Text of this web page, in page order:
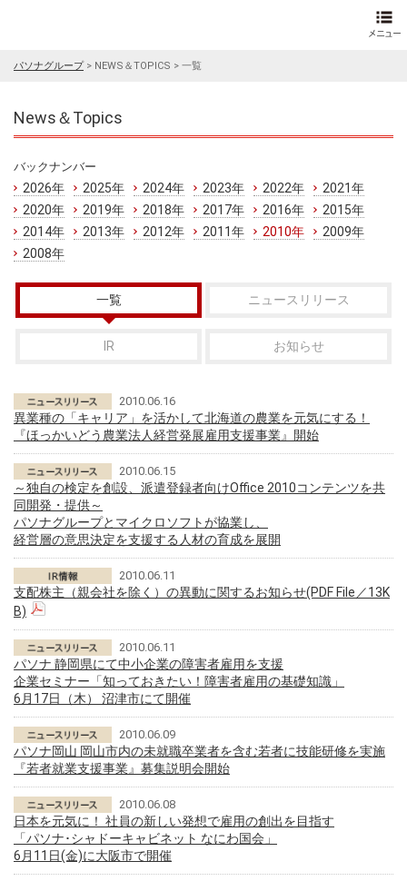
パソナグループ> NEWS＆TOPICS > 一覧
News＆Topics
バックナンバー
2026年 2025年 2024年 2023年 2022年
2021年
2020年
2019年 2018年 2017年 2016年
2015年
2014年
2013年 2012年 2011年 2010年
2009年
2008年
一覧 ニュースリリース
IR お知らせ
2010.06.16
異業種の「キャリア」を活かして北海道の農業を元気にする！
『ほっかいどう農業法人経営発展雇用支援事業』開始
2010.06.15
～独自の検定を創設、派遣登録者向けOffice 2010コンテンツを共
同開発・提供～
パソナグループとマイクロソフトが協業し、
経営層の意思決定を支援する人材の育成を展開
2010.06.11
支配株主（親会社を除く）の異動に関するお知らせ(PDF File／13K
B)
2010.06.11
パソナ 静岡県にて中小企業の障害者雇用を支援
企業セミナー「知っておきたい！障害者雇用の基礎知識」
6月17日（木） 沼津市にて開催
2010.06.09
パソナ岡山 岡山市内の未就職卒業者を含む若者に技能研修を実施
『若者就業支援事業』募集説明会開始
2010.06.08
日本を元気に！ 社員の新しい発想で雇用の創出を目指す
「パソナ･シャドーキャビネット なにわ国会」
6月11日(金)に大阪市で開催